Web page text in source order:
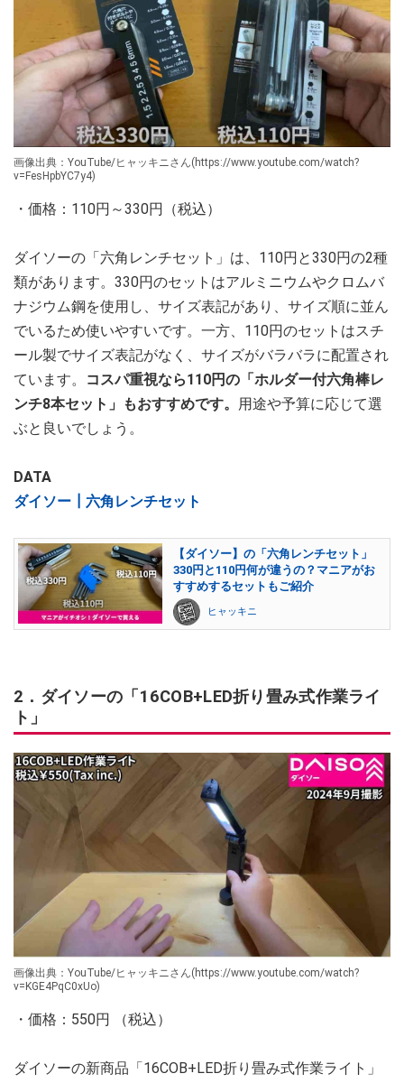
画像出典：YouTube/ヒャッキニさん(https://www.youtube.com/watch?
v=FesHpbYC7y4)
・価格：110円～330円（税込）
ダイソーの「六角レンチセット」は、110円と330円の2種
類があります。330円のセットはアルミニウムやクロムバ
ナジウム鋼を使用し、サイズ表記があり、サイズ順に並ん
でいるため使いやすいです。一方、110円のセットはスチ
ール製でサイズ表記がなく、サイズがバラバラに配置され
ています。
コスパ重視なら110円の「ホルダー付六角棒レ
ンチ8本セット」もおすすめです。
用途や予算に応じて選
ぶと良いでしょう。
DATA
ダイソー┃六角レンチセット
【ダイソー】の「六角レンチセット」
330円と110円何が違うの？マニアがお
すすめするセットもご紹介
ヒャッキニ
2．ダイソーの「16COB+LED折り畳み式作業ライ
ト」
画像出典：YouTube/ヒャッキニさん(https://www.youtube.com/watch?
v=KGE4PqC0xUo)
・価格：550円 （税込）
ダイソーの新商品「16COB+LED折り畳み式作業ライト」